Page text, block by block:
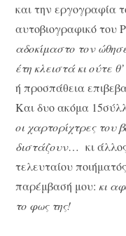
και την εργογραφία
αυτοβιογραφικό του
αδοκίμαστο τον
έτη κλειστά κι ούτε
ή προσπάθεια
Και δυο ακόμα
οι χαρτορίχτρες του
διστάζουν… κι άλλος
τελευταίου
παρέμβασή μου: κι
το φως της!